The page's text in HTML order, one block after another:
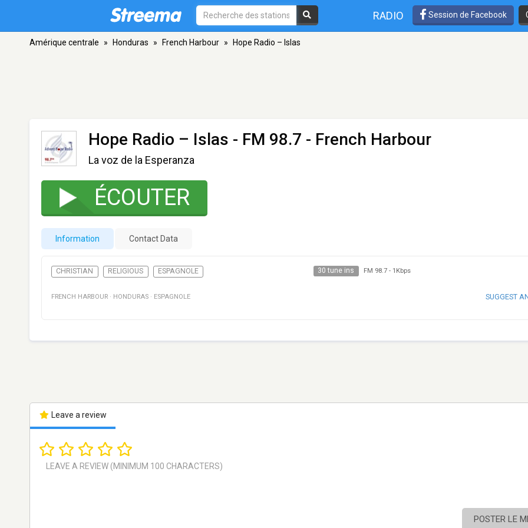
RADIO Session de Facebook
Amérique centrale » Honduras » French Harbour » Hope Radio – Islas
Hope Radio – Islas - FM 98.7 - French Harbour
La voz de la Esperanza
ÉCOUTER
Information Contact Data
CHRISTIAN RELIGIOUS ESPAGNOLE 30 tune ins FM 98.7- 1Kbps
FRENCH HARBOUR · HONDURAS · ESPAGNOLE SUGGEST
Leave a review
POSTER LE